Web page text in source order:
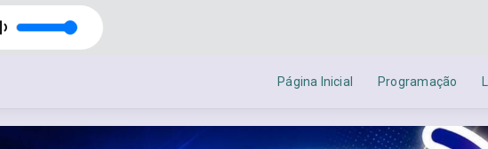
Página Inicial Programação